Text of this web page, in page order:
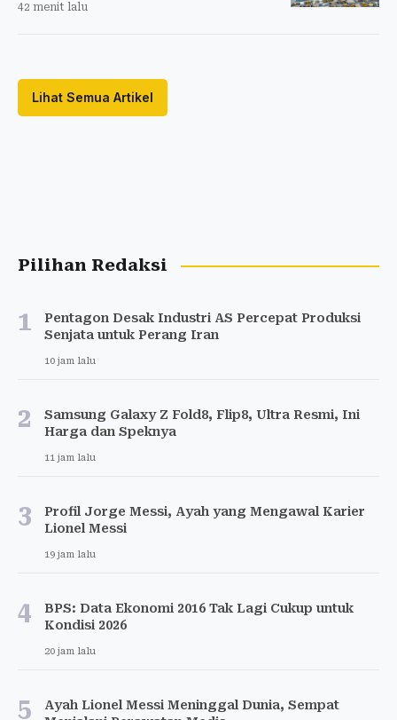
42 menit lalu
Lihat Semua Artikel
Pilihan Redaksi
1
Pentagon Desak Industri AS Percepat Produksi
Senjata untuk Perang Iran
10 jam lalu
2
Samsung Galaxy Z Fold8, Flip8, Ultra Resmi, Ini
Harga dan Speknya
11 jam lalu
3
Profil Jorge Messi, Ayah yang Mengawal Karier
Lionel Messi
19 jam lalu
4
BPS: Data Ekonomi 2016 Tak Lagi Cukup untuk
Kondisi 2026
20 jam lalu
5
Ayah Lionel Messi Meninggal Dunia, Sempat